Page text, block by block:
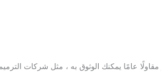
عامًا يمكنك الوثوق به ، مثل شركات